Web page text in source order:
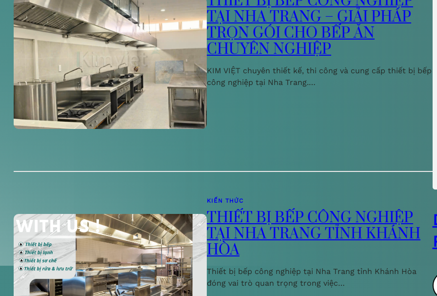
TẠI NHA TRANG – GIẢI PHÁP
TRỌN GÓI CHO BẾP ĂN
CHUYÊN NGHIỆP
KIM VIỆT chuyên thiết kế, thi công và cung cấp thiết bị bếp
công nghiệp tại Nha Trang.…
KIẾN THỨC
THIẾT BỊ BẾP CÔNG NGHIỆP
TẠI NHA TRANG TỈNH KHÁNH
HÒA
Thiết bị bếp công nghiệp tại Nha Trang tỉnh Khánh Hòa
đóng vai trò quan trọng trong việc…